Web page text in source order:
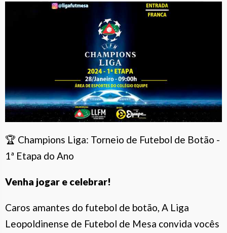
🏆 Champions Liga: Torneio de Futebol de Botão -
1ª Etapa do Ano
Venha jogar e celebrar!
Caros amantes do futebol de botão, A Liga
Leopoldinense de Futebol de Mesa convida vocês